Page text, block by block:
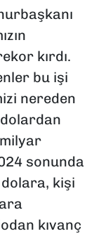
kırdı.
bu işi
nereden
sonunda
kişi
kıvanç